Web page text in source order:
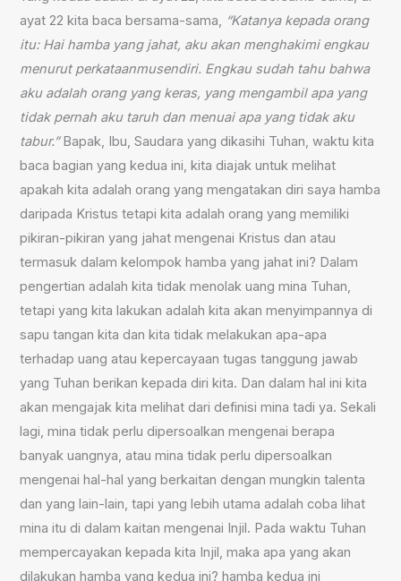
ayat 22 kita baca bersama-sama, “Katanya kepada orang
itu: Hai hamba yang jahat, aku akan menghakimi engkau
menurut perkataanmusendiri. Engkau sudah tahu bahwa
aku adalah orang yang keras, yang mengambil apa yang
tidak pernah aku taruh dan menuai apa yang tidak aku
tabur.”Bapak, Ibu, Saudara yang dikasihi Tuhan, waktu kita
baca bagian yang kedua ini, kita diajak untuk melihat
apakah kita adalah orang yang mengatakan diri saya hamba
daripada Kristus tetapi kita adalah orang yang memiliki
pikiran-pikiran yang jahat mengenai Kristus dan atau
termasuk dalam kelompok hamba yang jahat ini? Dalam
pengertian adalah kita tidak menolak uang mina Tuhan,
tetapi yang kita lakukan adalah kita akan menyimpannya di
sapu tangan kita dan kita tidak melakukan apa-apa
terhadap uang atau kepercayaan tugas tanggung jawab
yang Tuhan berikan kepada diri kita. Dan dalam hal ini kita
akan mengajak kita melihat dari definisi mina tadi ya. Sekali
lagi, mina tidak perlu dipersoalkan mengenai berapa
banyak uangnya, atau mina tidak perlu dipersoalkan
mengenai hal-hal yang berkaitan dengan mungkin talenta
dan yang lain-lain, tapi yang lebih utama adalah coba lihat
mina itu di dalam kaitan mengenai Injil. Pada waktu Tuhan
mempercayakan kepada kita Injil, maka apa yang akan
dilakukan hamba yang kedua ini? hamba kedua ini